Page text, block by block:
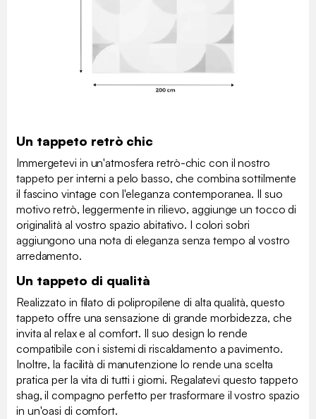
Un tappeto retrò chic
Immergetevi in un'atmosfera retrò-chic con il nostro
tappeto per interni a pelo basso, che combina sottilmente
il fascino vintage con l'eleganza contemporanea. Il suo
motivo retrò, leggermente in rilievo, aggiunge un tocco di
originalità al vostro spazio abitativo. I colori sobri
aggiungono una nota di eleganza senza tempo al vostro
arredamento.
Un tappeto di qualità
Realizzato in filato di polipropilene di alta qualità, questo
tappeto offre una sensazione di grande morbidezza, che
invita al relax e al comfort. Il suo design lo rende
compatibile con i sistemi di riscaldamento a pavimento.
Inoltre, la facilità di manutenzione lo rende una scelta
pratica per la vita di tutti i giorni. Regalatevi questo tappeto
shag, il compagno perfetto per trasformare il vostro spazio
in un'oasi di comfort.